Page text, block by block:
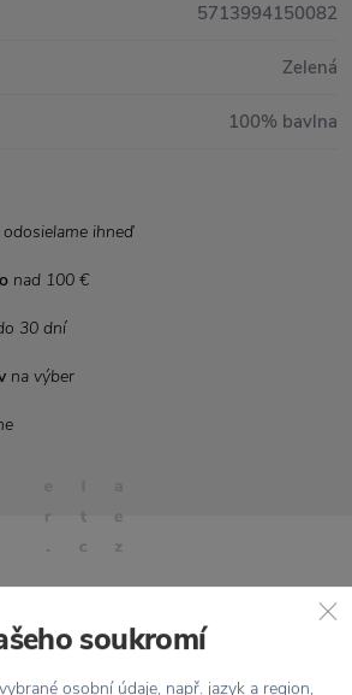
odosielame ihneď
nad 100 €
30 dní
na výber
5713994150082
Zelená
100% bavlna
za pozornosť
soukromí
osobní údaje, např. jazyk a region,